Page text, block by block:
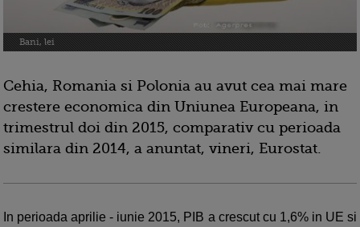
Bani, lei
Cehia, Romania si Polonia au avut cea mai mare
crestere economica din Uniunea Europeana, in
trimestrul doi din 2015, comparativ cu perioada
similara din 2014, a anuntat, vineri, Eurostat.
In perioada aprilie - iunie 2015, PIB a crescut cu 1,6% in UE si